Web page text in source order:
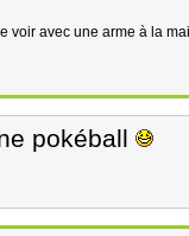
voir avec une arme à la
pokéball